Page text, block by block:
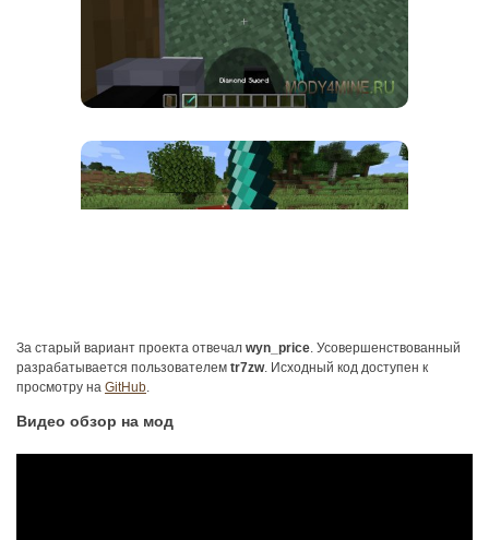
За старый вариант проекта отвечал wyn_price . Усовершенствованный
разрабатывается пользователем tr7zw. Исходный код доступен к
просмотру на GitHub
Видео обзор на мод